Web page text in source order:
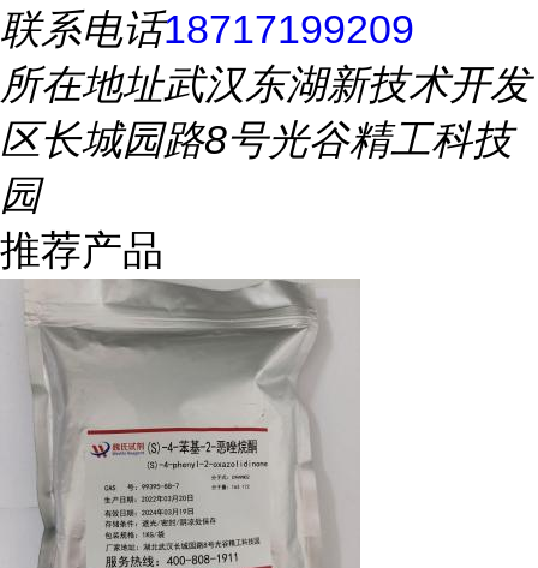
联系电话18717199209
所在地址武汉东湖新技术开发
区长城园路8号光谷精工科技
园
推荐产品